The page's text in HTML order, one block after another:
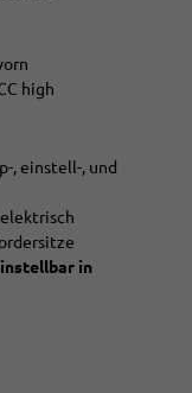
high
, einstell-, und
in